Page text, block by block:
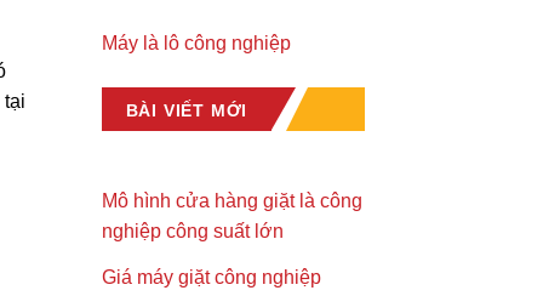
tại
Máy là lô công nghiệp
BÀI VIẾT MỚI
Mô hình cửa hàng giặt là công
nghiệp công suất lớn
Giá máy giặt công nghiệp